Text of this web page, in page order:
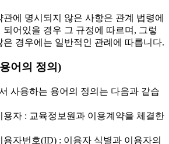
관에 명시되지 않은 사항은 관계 법령에
되어있을 경우 그 규정에 따르며, 그렇
은 경우에는 일반적인 관례에 따릅니다.
어의 정의)
사용하는 용어의 정의는 다음과 같습
자 : 교육정보원과 이용계약을 체결한
자번호(ID) : 이용자 식별과 이용자의